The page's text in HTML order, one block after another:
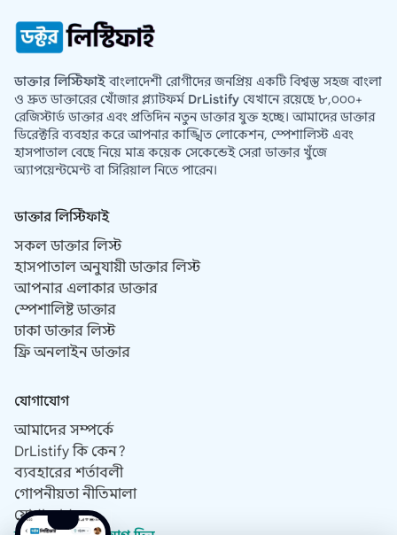
ডাক্তার লিস্টিফাইবাংলাদেশী রোগীদের জনপ্রিয় একটি বিশ্বস্ত সহজ বাংলা
ও দ্রুত ডাক্তারের খোঁজার প্ল্যাটফর্ম DrListify যেখানে রয়েছে ৮,০০০+
রেজিস্টার্ড ডাক্তার এবং প্রতিদিন নতুন ডাক্তার যুক্ত হচ্ছে। আমাদের ডাক্তার
ডিরেক্টরি ব্যবহার করে আপনার কাঙ্খিত লোকেশন, স্পেশালিস্ট এবং
হাসপাতাল বেছে নিয়ে মাত্র কয়েক সেকেন্ডেই সেরা ডাক্তার খুঁজে
অ্যাপয়েন্টমেন্ট বা সিরিয়াল নিতে পারেন।
ডাক্তার লিস্টিফাই
সকল ডাক্তার লিস্ট
হাসপাতাল অনুযায়ী ডাক্তার লিস্ট
আপনার এলাকার ডাক্তার
স্পেশালিষ্ট ডাক্তার
ঢাকা ডাক্তার লিস্ট
ফ্রি অনলাইন ডাক্তার
যোগাযোগ
আমাদের সম্পর্কে
DrListify কি কেন?
ব্যবহারের শর্তাবলী
গোপনীয়তা নীতিমালা
যোগাযোগ